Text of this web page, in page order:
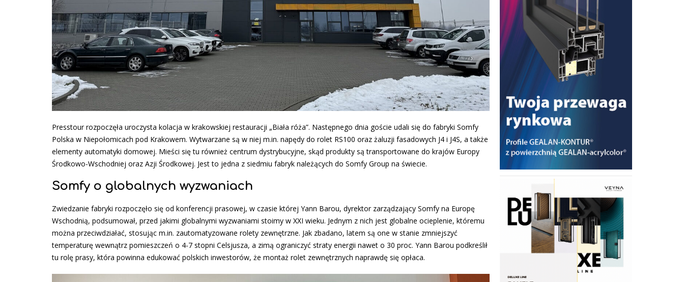
Presstour rozpoczęła uroczysta kolacja w krakowskiej restauracji „Biała róża”. Następnego dnia goście udali się do fabryki Somfy
Polska w Niepołomicach pod Krakowem. Wytwarzane są w niej m.in. napędy do rolet RS100 oraz żaluzji fasadowych J4 i J4S, a także
elementy automatyki domowej. Mieści się tu również centrum dystrybucyjne, skąd produkty są transportowane do krajów Europy
Środkowo-Wschodniej oraz Azji Środkowej. Jest to jedna z siedmiu fabryk należących do Somfy Group na świecie.
Somfy o globalnych wyzwaniach
Zwiedzanie fabryki rozpoczęło się od konferencji prasowej, w czasie której Yann Barou, dyrektor zarządzający Somfy na Europę
Wschodnią, podsumował, przed jakimi globalnymi wyzwaniami stoimy w XXI wieku. Jednym z nich jest globalne ocieplenie, któremu
można przeciwdziałać, stosując m.in. zautomatyzowane rolety zewnętrzne. Jak zbadano, latem są one w stanie zmniejszyć
temperaturę wewnątrz pomieszczeń o 4-7 stopni Celsjusza, a zimą ograniczyć straty energii nawet o 30 proc. Yann Barou podkreślił
tu rolę prasy, która powinna edukować polskich inwestorów, że montaż rolet zewnętrznych naprawdę się opłaca.